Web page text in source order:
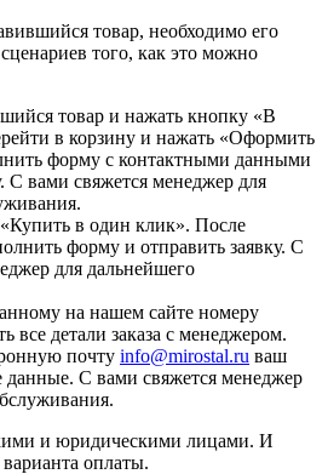
товар, необходимо его
сценариев того, как это можно
товар и нажать кнопку «В
в корзину и нажать «Оформить
форму с контактными данными
С вами свяжется менеджер для
Купить в один клик». После
форму и отправить заявку. С
для дальнейшего
на нашем сайте номеру
все детали заказа с менеджером.
почту info@mirostal.ru ваш
данные. С вами свяжется менеджер
и юридическими лицами. И
варианта оплаты.